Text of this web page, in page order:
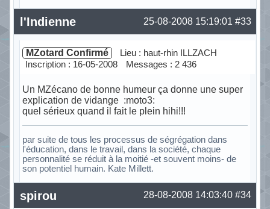
Hors ligne #33
25-08-2008 15:19:01
l'Indienne
MZotard Confirmé
Lieu : haut-rhin ILLZACH
Inscription : 16-05-2008
Messages : 2 436
Un MZécano de bonne humeur ça donne une super
explication de vidange :moto3:
quel sérieux quand il fait le plein hihi!!!
par suite de tous les processus de ségrégation dans
l'éducation, dans le travail, dans la société, chaque
personnalité se réduit à la moitié -et souvent moins- de
son potentiel humain. Kate Millett.
Hors ligne #34
28-08-2008 14:03:40
spirou